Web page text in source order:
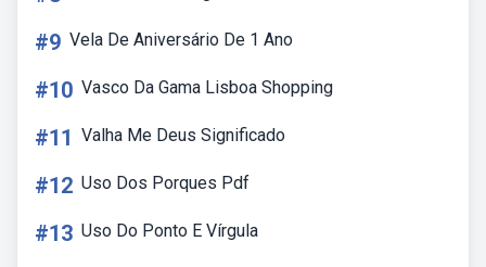
#9 Vela De Aniversário De 1 Ano
#10 Vasco Da Gama Lisboa Shopping
#11 Valha Me Deus Significado
#12 Uso Dos Porques Pdf
#13 Uso Do Ponto E Vírgula